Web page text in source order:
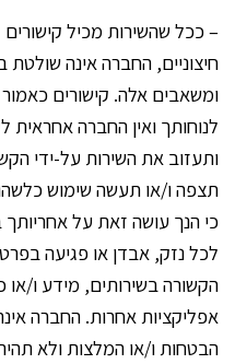
חיצוניים, החברה אינה שולטת
ומשאבים אלה. קישורים
לנוחותך ואין החברה אחראית
ותעזוב את השירות על-ידי
תצפה ו/או תעשה שימוש
כי הנך עושה זאת על
לכל נזק, אבדן או פגיעה
הקשורה בשירותים, מידע ו/או
אפליקציות אחרות. החברה
הבטחות ו/או המלצות ולא